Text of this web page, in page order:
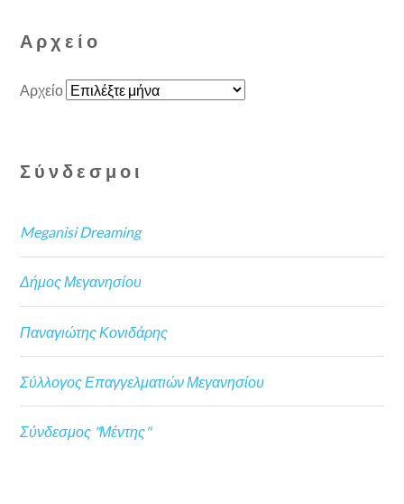
Αρχείο
Αρχείο
Σύνδεσμοι
Meganisi Dreaming
Δήμος Μεγανησίου
Παναγιώτης Κονιδάρης
Σύλλογος Επαγγελματιών Μεγανησίου
Σύνδεσμος "Μέντης"